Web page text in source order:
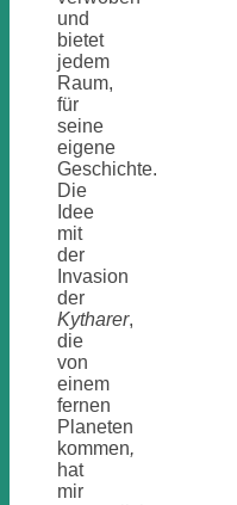
und
bietet
jedem
Raum,
für
seine
eigene
Geschichte.
Die
Idee
mit
der
Invasion
der
Kytharer,
die
von
einem
fernen
Planeten
kommen,
hat
mir